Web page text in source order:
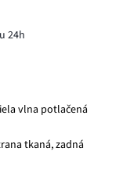
24h
vlna potlačená
tkaná, zadná